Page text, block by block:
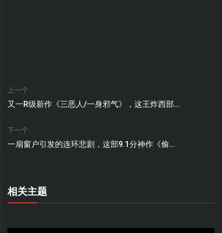
上一个
又一R级新作《三恶人/一身邪气》，这王炸西部...
下一个
一扇窗户引发的连环悲剧，这部9.1分神作《偷...
相关主题